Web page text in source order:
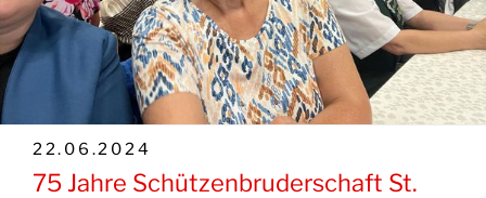
VERÖFFENTLICHT
AM
22.06.2024
75 Jahre Schützenbruderschaft St.